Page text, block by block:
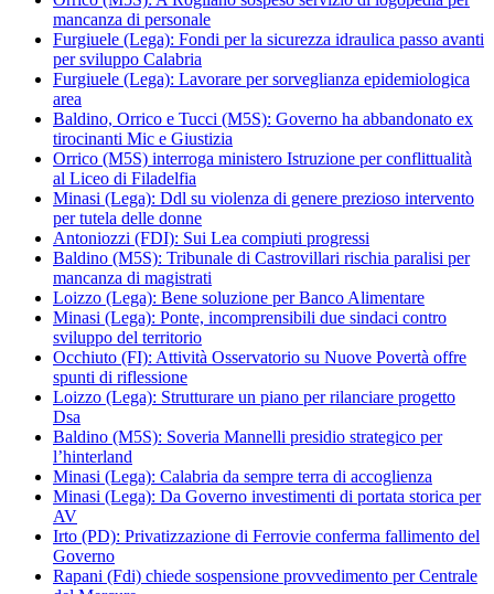
mancanza di personale
Furgiuele (Lega): Fondi per la sicurezza idraulica passo avanti
per sviluppo Calabria
Furgiuele (Lega): Lavorare per sorveglianza epidemiologica
area
Baldino, Orrico e Tucci (M5S): Governo ha abbandonato ex
tirocinanti Mic e Giustizia
Orrico (M5S) interroga ministero Istruzione per conflittualità
al Liceo di Filadelfia
Minasi (Lega): Ddl su violenza di genere prezioso intervento
per tutela delle donne
Antoniozzi (FDI): Sui Lea compiuti progressi
Baldino (M5S): Tribunale di Castrovillari rischia paralisi per
mancanza di magistrati
Loizzo (Lega): Bene soluzione per Banco Alimentare
Minasi (Lega): Ponte, incomprensibili due sindaci contro
sviluppo del territorio
Occhiuto (FI): Attività Osservatorio su Nuove Povertà offre
spunti di riflessione
Loizzo (Lega): Strutturare un piano per rilanciare progetto
Dsa
Baldino (M5S): Soveria Mannelli presidio strategico per
l’hinterland
Minasi (Lega): Calabria da sempre terra di accoglienza
Minasi (Lega): Da Governo investimenti di portata storica per
AV
Irto (PD): Privatizzazione di Ferrovie conferma fallimento del
Governo
Rapani (Fdi) chiede sospensione provvedimento per Centrale